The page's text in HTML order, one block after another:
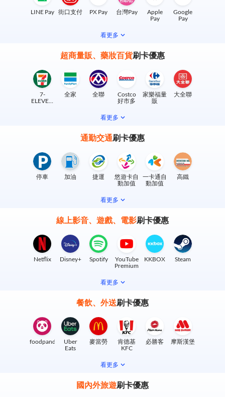
LINE Pay 街口支付 PX Pay 台灣Pay
Apple
Pay
Google
Pay
看更多
超商量販、藥妝百貨刷卡優惠
7-
ELEVEN
全家 全聯
Costco
好市多
家樂福量
販
大全聯
看更多
通勤交通刷卡優惠
停車 加油 捷運
悠遊卡自
動加值
一卡通自
動加值
高鐵
看更多
線上影音、遊戲、電影刷卡優惠
Netflix Disney+ Spotify
YouTube
Premium
KKBOX Steam
看更多
餐飲、外送刷卡優惠
foodpanda
Uber
Eats
麥當勞
肯德基
KFC
必勝客 摩斯漢堡
看更多
國內外旅遊刷卡優惠